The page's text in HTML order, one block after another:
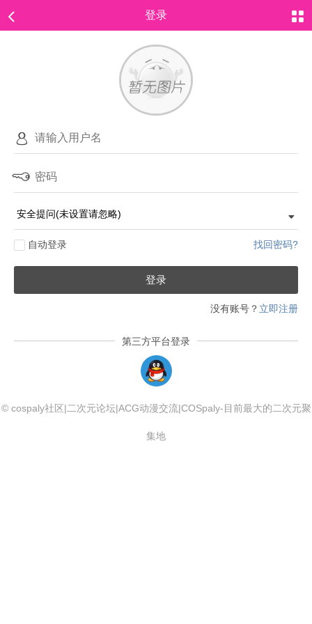
登录
自动登录 找回密码?
登录
没有账号？ 立即注册
第三方平台登录
© cospaly社区|二次元论坛|ACG动漫交流|COSpaly-目前最大的二次元聚
集地